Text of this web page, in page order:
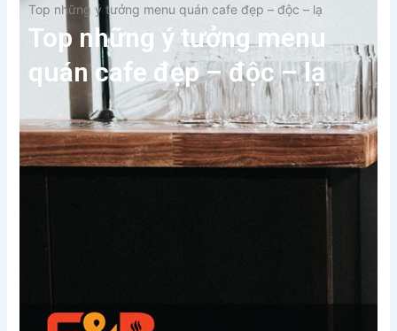
Top những ý tưởng menu quán cafe đẹp – độc – lạ
Top những ý tưởng menu
quán cafe đẹp – độc – lạ